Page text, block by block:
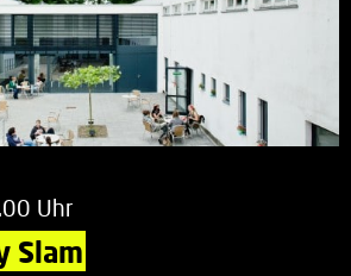
Uhr
Slam